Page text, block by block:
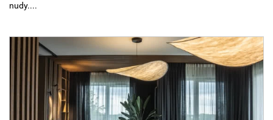
nudy....